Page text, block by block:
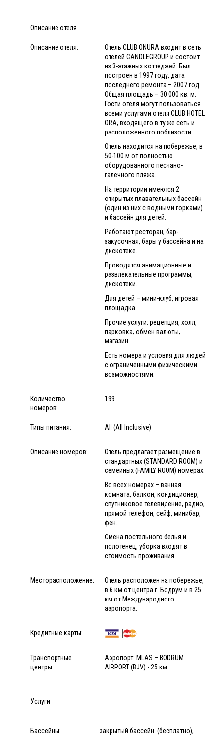
Описание отеля
Описание отеля:
Отель CLUB ONURA входит в сеть
отелей CANDLEGROUP и состоит
из 3-этажных коттеджей. Был
построен в 1997 году, дата
последнего ремонта – 2007 год.
Общая площадь – 30 000 кв. м.
Гости отеля могут пользоваться
всеми услугами отеля CLUB HOTEL
ORA, входящего в ту же сеть и
расположенного поблизости.
Отель находится на побережье, в
50-100 м от полностью
оборудованного песчано-
галечного пляжа.
На территории имеются 2
открытых плавательных бассейн
(один из них с водными горками)
и бассейн для детей.
Работают ресторан, бар-
закусочная, бары у бассейна и на
дискотеке.
Проводятся анимационные и
развлекательные программы,
дискотеки.
Для детей – мини-клуб, игровая
площадка.
Прочие услуги: рецепция, холл,
парковка, обмен валюты,
магазин.
Есть номера и условия для людей
с ограниченными физическими
возможностями.
Количество
номеров:
199
Типы питания: All (All Inclusive)
Описание номеров:
Отель предлагает размещение в
стандартных (STANDARD ROOM) и
семейных (FAMILY ROOM) номерах.
Во всех номерах – ванная
комната, балкон, кондиционер,
спутниковое телевидение, радио,
прямой телефон, сейф, минибар,
фен.
Смена постельного белья и
полотенец, уборка входят в
стоимость проживания.
Месторасположение:
Отель расположен на побережье,
в 6 км от центра г. Бодрум и в 25
км от Международного
аэропорта.
Кредитные карты:
Транспортные
центры:
Аэропорт: MLAS – BODRUM
AIRPORT (BJV) - 25 км
Услуги
Бассейны: закрытый бассейн (бесплатно),